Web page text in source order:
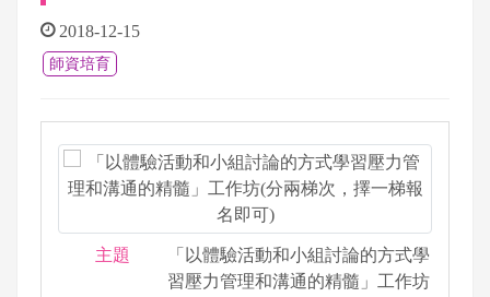
2018-12-15
師資培育
主題
「以體驗活動和小組討論的方式學
習壓力管理和溝通的精髓」工作坊